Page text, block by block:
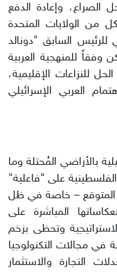
وإعادة الدفع
من الولايات المتحدة
للرئيس السابق "دونالد
للمنهجية العربية
للنزاعات الإقليمية،
العربي الإسرائيلي
بالأراضي المُحتلة وما
على "فاعلية"
المتوقع – خاصة في ظل
المباشرة على
وتحظى بزخم
في مجالات التكنولوجيا
التجارة والاستثمار